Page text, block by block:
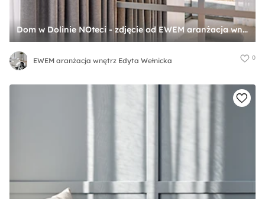
Dom w Dolinie NOteci - zdjęcie od EWEM aranżacja wnętrz Edyta Wełnicka
EWEM aranżacja wnętrz Edyta Wełnicka 0